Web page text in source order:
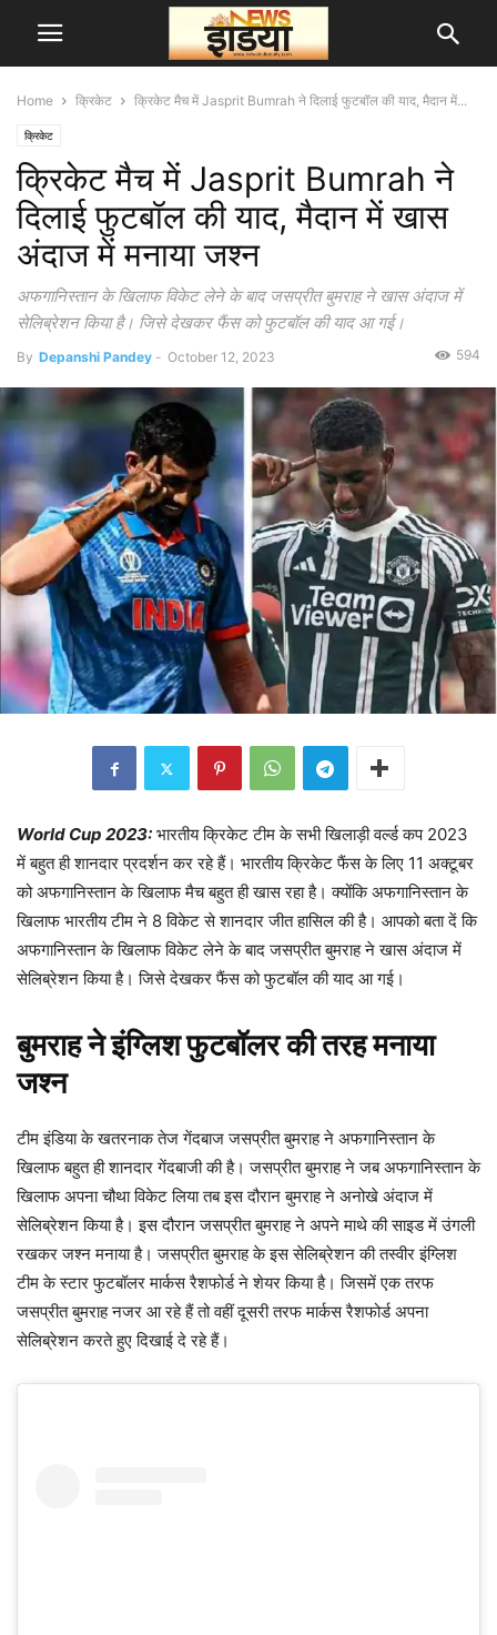
Home क्रिकेट क्रिकेट मैच में Jasprit Bumrah ने दिलाई फुटबॉल की याद, मैदान में...
क्रिकेट
क्रिकेट मैच में Jasprit Bumrah ने
दिलाई फुटबॉल की याद, मैदान में खास
अंदाज में मनाया जश्न
अफगानिस्तान के खिलाफ विकेट लेने के बाद जसप्रीत बुमराह ने खास अंदाज में
सेलिब्रेशन किया है। जिसे देखकर फैंस को फुटबॉल की याद आ गई।
By Depanshi Pandey - October 12, 2023 594
World Cup 2023: भारतीय क्रिकेट टीम के सभी खिलाड़ी वर्ल्ड कप 2023
में बहुत ही शानदार प्रदर्शन कर रहे हैं। भारतीय क्रिकेट फैंस के लिए 11 अक्टूबर
को अफगानिस्तान के खिलाफ मैच बहुत ही खास रहा है। क्योंकि अफगानिस्तान के
खिलाफ भारतीय टीम ने 8 विकेट से शानदार जीत हासिल की है। आपको बता दें कि
अफगानिस्तान के खिलाफ विकेट लेने के बाद जसप्रीत बुमराह ने खास अंदाज में
सेलिब्रेशन किया है। जिसे देखकर फैंस को फुटबॉल की याद आ गई।
बुमराह ने इंग्लिश फुटबॉलर की तरह मनाया
जश्न
टीम इंडिया के खतरनाक तेज गेंदबाज जसप्रीत बुमराह ने अफगानिस्तान के
खिलाफ बहुत ही शानदार गेंदबाजी की है। जसप्रीत बुमराह ने जब अफगानिस्तान के
खिलाफ अपना चौथा विकेट लिया तब इस दौरान बुमराह ने अनोखे अंदाज में
सेलिब्रेशन किया है। इस दौरान जसप्रीत बुमराह ने अपने माथे की साइड में उंगली
रखकर जश्न मनाया है। जसप्रीत बुमराह के इस सेलिब्रेशन की तस्वीर इंग्लिश
टीम के स्टार फुटबॉलर मार्कस रैशफोर्ड ने शेयर किया है। जिसमें एक तरफ
जसप्रीत बुमराह नजर आ रहे हैं तो वहीं दूसरी तरफ मार्कस रैशफोर्ड अपना
सेलिब्रेशन करते हुए दिखाई दे रहे हैं।